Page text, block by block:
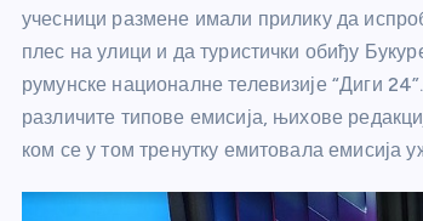
учесници размене имали прилику да
плес на улици и да туристички обиђу
румунске националне телевизије “Диги
различите типове емисија, њихове
ком се у том тренутку емитовала емисија